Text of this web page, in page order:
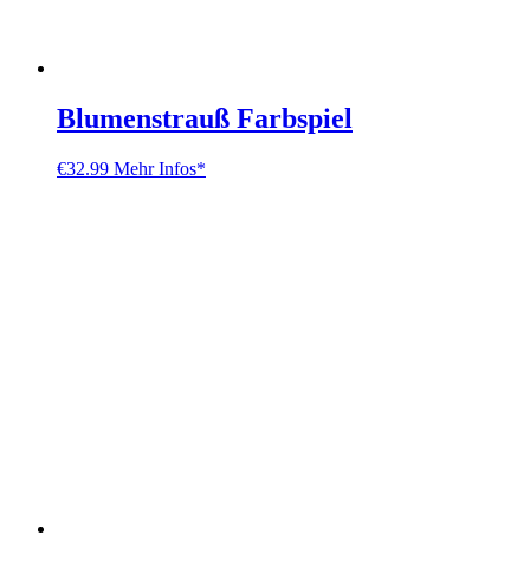
Blumenstrauß Farbspiel
€32.99 Mehr Infos*